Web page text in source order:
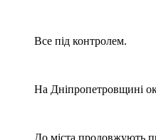
Все під контролем.
На Дніпропетровщині